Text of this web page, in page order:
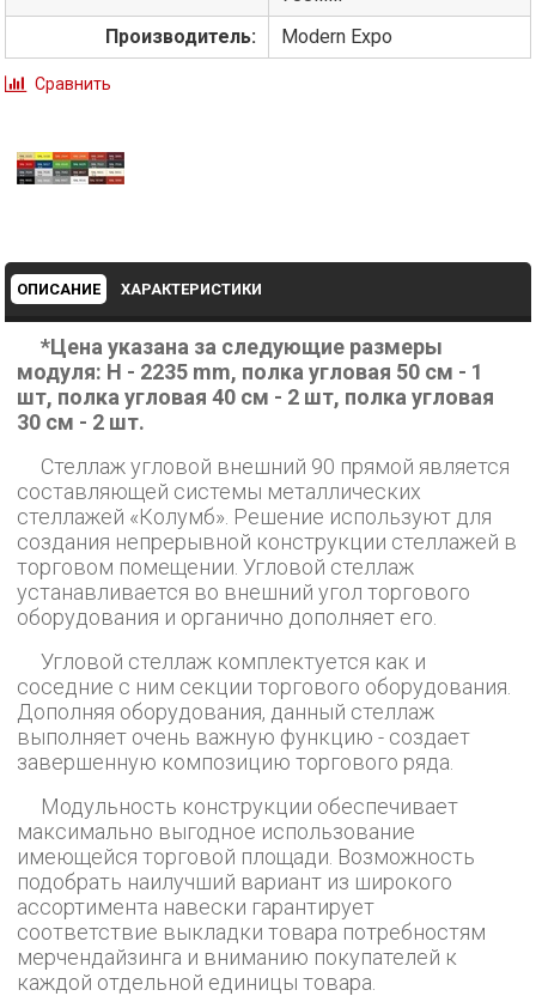
Производитель:
Modern Expo
Сравнить
ОПИСАНИЕ ХАРАКТЕРИСТИКИ
*Цена указана за следующие размеры
модуля: H - 2235 mm, полка угловая 50 см - 1
шт, полка угловая 40 см - 2 шт, полка угловая
30 см - 2 шт.
Стеллаж угловой внешний 90 прямой является
составляющей системы металлических
стеллажей «Колумб». Решение используют для
создания непрерывной конструкции стеллажей в
торговом помещении. Угловой стеллаж
устанавливается во внешний угол торгового
оборудования и органично дополняет его.
Угловой стеллаж комплектуется как и
соседние с ним секции торгового оборудования.
Дополняя оборудования, данный стеллаж
выполняет очень важную функцию - создает
завершенную композицию торгового ряда.
Модульность конструкции обеспечивает
максимально выгодное использование
имеющейся торговой площади. Возможность
подобрать наилучший вариант из широкого
ассортимента навески гарантирует
соответствие выкладки товара потребностям
мерчендайзинга и вниманию покупателей к
каждой отдельной единицы товара.